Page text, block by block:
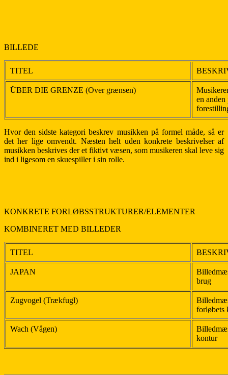
BILLEDE
TITEL
ÜBER DIE GRENZE (Over grænsen)
en
Hvor den sidste kategori beskrev musikken på formel måde, så er
det her lige omvendt. Næsten helt uden konkrete beskrivelser af
musikken beskrives der et fiktivt væsen, som musikeren skal leve sig
ind i ligesom en skuespiller i sin rolle.
KONKRETE FORLØBSSTRUKTURER/ELEMENTER
KOMBINERET MED BILLEDER
TITEL
JAPAN
brug
Zugvogel (Trækfugl)
forløbets
Wach (Vågen)
kontur